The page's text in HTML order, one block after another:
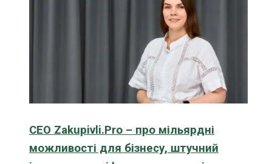
CEO Zakupivli.Pro – про мільярдні
можливості для бізнесу, штучний